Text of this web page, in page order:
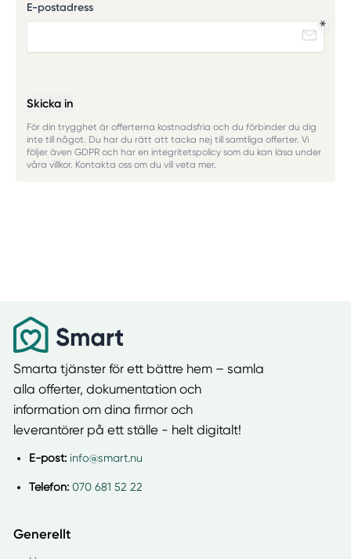
E-postadress
Skicka in
För din trygghet är offerterna kostnadsfria och du förbinder du dig
inte till något. Du har du rätt att tacka nej till samtliga offerter. Vi
följer även GDPR och har en integritetspolicy som du kan läsa under
våra villkor. Kontakta oss om du vill veta mer.
Smarta tjänster för ett bättre hem – samla
alla offerter, dokumentation och
information om dina firmor och
leverantörer på ett ställe - helt digitalt!
E-post: info@smart.nu
Telefon: 070 681 52 22
Generellt